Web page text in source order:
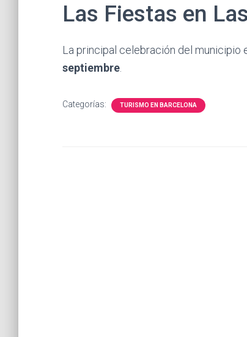
Las Fiestas en
La principal celebración del municipio
septiembre
Categorías: TURISMO EN BARCELONA